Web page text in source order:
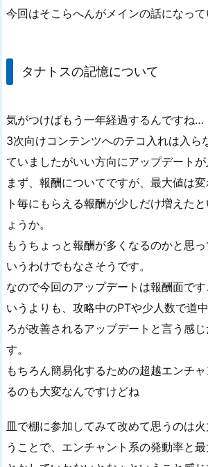
今回はそこらへんがメインの話になって
タナトスの記憶について
気がつけばもう一年経過するんですね…
3次向けコンテンツへのテコ入れは入ら
ていましたがいい方向にアップデートが
まず、報酬についてですが、最大値は
ト毎にもらえる報酬が少しだけ増えた
ょうか。
もうちょっと報酬が多くなるのかと思
いうわけでもなさそうです。
なので今回のアップデートは報酬面で
いうよりも、攻略中のPTや少人数で道
ろが改善されるアップデートと言う感
す。
もちろん簡易化するための超越エンチ
るのも大変なんですけどね
皿で棚に参加してみて改めて思うのは
うことで、エンチャント系の発動率と